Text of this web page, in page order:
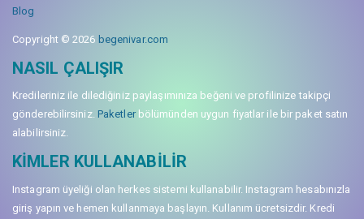
Blog
Copyright © 2026 begenivar.com
NASIL ÇALIŞIR
Kredileriniz ile dilediğiniz paylaşımınıza beğeni ve profilinize takipçi
gönderebilirsiniz. Paketlerbölümünden uygun fiyatlar ile bir paket satın
alabilirsiniz.
KIMLER KULLANABILIR
Instagram üyeliği olan herkes sistemi kullanabilir. Instagram hesabınızla
giriş yapın ve hemen kullanmaya başlayın. Kullanım ücretsizdir. Kredi